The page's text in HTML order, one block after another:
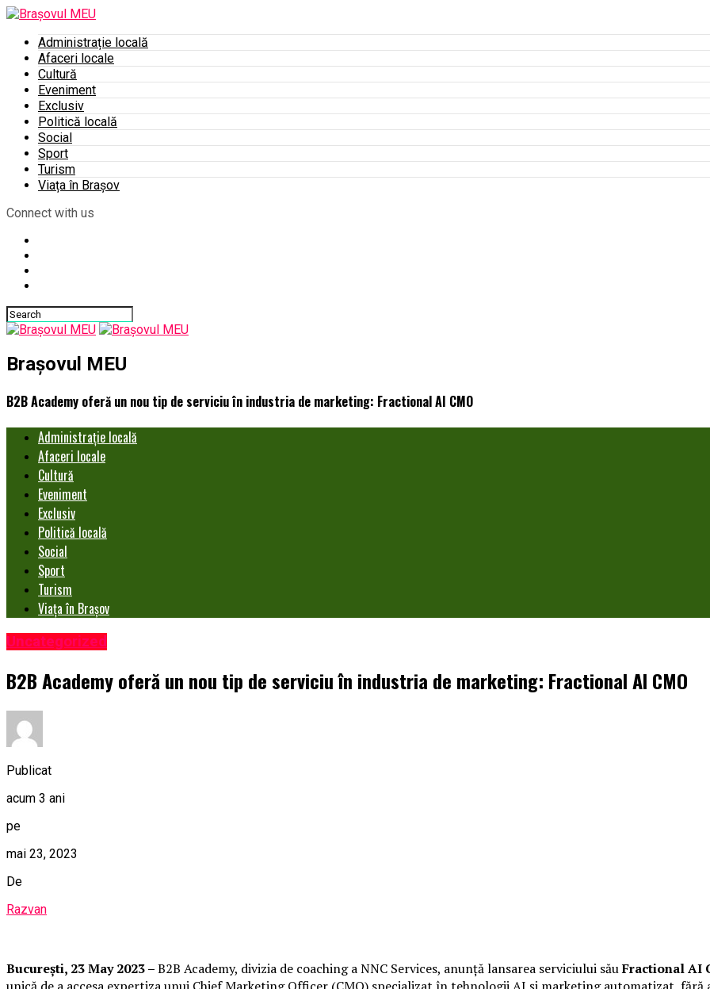
Administrație locală
Afaceri locale
Cultură
Eveniment
Exclusiv
Politică locală
Social
Sport
Turism
Viața în Brașov
Connect with us
Brașovul MEU
B2B Academy oferă un nou tip de serviciu în industria de marketing: Fractional AI CMO
Administrație locală
Afaceri locale
Cultură
Eveniment
Exclusiv
Politică locală
Social
Sport
Turism
Viața în Brașov
Uncategorized
B2B Academy oferă un nou tip de serviciu în industria de marketing: Fractional AI CMO
Publicat
acum 3 ani
pe
mai 23, 2023
De
Razvan
București, 23 May 2023–B2B Academy, divizia de coaching a NNC Services, anunță lansarea serviciului săuFractional AI